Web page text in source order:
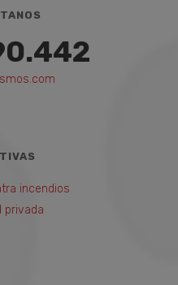
incendios
privada